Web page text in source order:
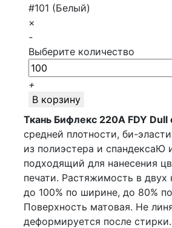
#101 (Белый)
×
-
Выберите количество
+
В корзину
Ткань Бифлекс 220A FDY Dull
средней плотности, би-
из полиэстера и спандексаЮ
подходящий для нанесения
печати. Растяжимость в двух
до 100% по ширине, до 80%
Поверхность матовая. Не
деформируется после стирки.